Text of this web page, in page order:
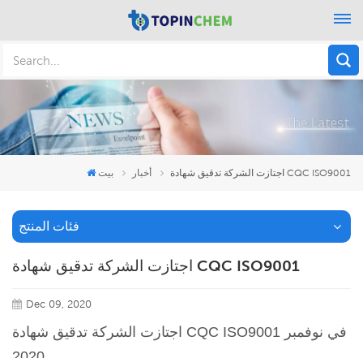
بيت أخبار اجتازت الشركة تدقيق شهادة CQC ISO9001
فئات المنتج
اجتازت الشركة تدقيق شهادة CQC ISO9001
Dec 09, 2020
اجتازت الشركة تدقيق شهادة CQC ISO9001 في نوفمبر